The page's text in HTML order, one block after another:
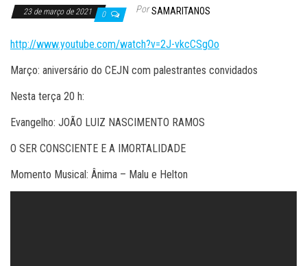
23 de março de 2021 0 Por SAMARITANOS
http://www.youtube.com/watch?v=2J-vkcCSgOo
Março: aniversário do CEJN com palestrantes convidados
Nesta terça 20 h:
Evangelho: JOÃO LUIZ NASCIMENTO RAMOS
O SER CONSCIENTE E A IMORTALIDADE
Momento Musical: Ânima – Malu e Helton